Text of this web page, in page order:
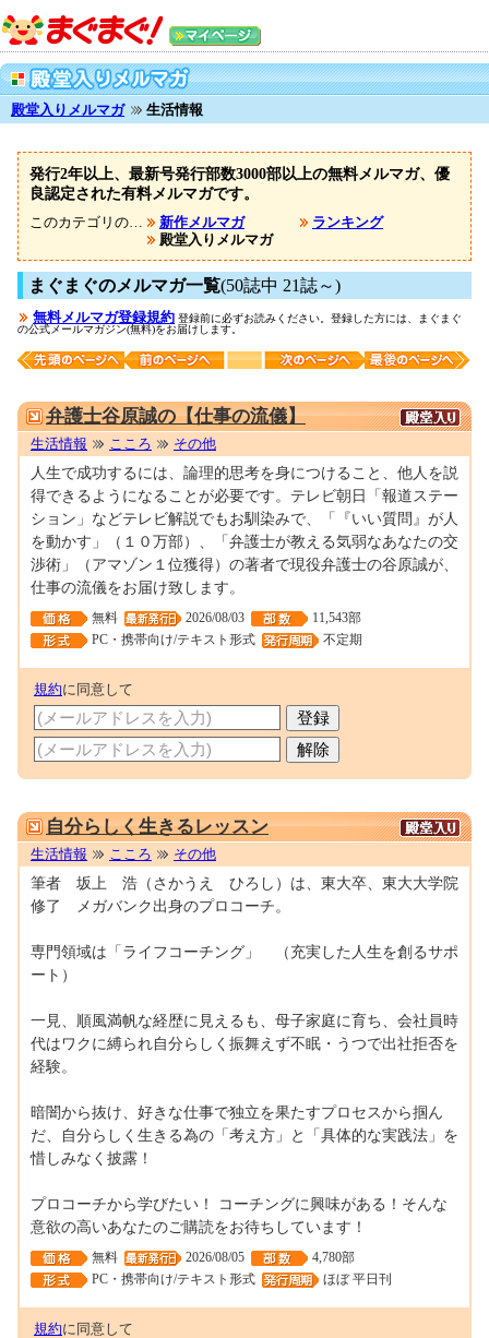
殿堂入りメルマガ 生活情報
発行2年以上、最新号発行部数3000部以上の無料メルマガ、優
良認定された有料メルマガです。
このカテゴリの… 新作メルマガ
ランキング
殿堂入りメルマガ
まぐまぐのメルマガ一覧(50誌中 21誌～)
無料メルマガ登録規約 登録前に必ずお読みください。登録した方には、まぐまぐ
の公式メールマガジン(無料)をお届けします。
弁護士谷原誠の【仕事の流儀】
生活情報 こころ その他
人生で成功するには、論理的思考を身につけること、他人を説
得できるようになることが必要です。テレビ朝日「報道ステー
ション」などテレビ解説でもお馴染みで、「『いい質問』が人
を動かす」（１０万部）、「弁護士が教える気弱なあなたの交
渉術」（アマゾン１位獲得）の著者で現役弁護士の谷原誠が、
仕事の流儀をお届け致します。
無料 2026/08/03
11,543部
PC・携帯向け/テキスト形式
不定期
規約に同意して
自分らしく生きるレッスン
生活情報 こころ その他
筆者 坂上 浩（さかうえ ひろし）は、東大卒、東大大学院
修了 メガバンク出身のプロコーチ。
専門領域は「ライフコーチング」 （充実した人生を創るサポ
ート）
一見、順風満帆な経歴に見えるも、母子家庭に育ち、会社員時
代はワクに縛られ自分らしく振舞えず不眠・うつで出社拒否を
経験。
暗闇から抜け、好きな仕事で独立を果たすプロセスから掴ん
だ、自分らしく生きる為の「考え方」と「具体的な実践法」を
惜しみなく披露！
プロコーチから学びたい！ コーチングに興味がある！そんな
意欲の高いあなたのご購読をお待ちしています！
無料 2026/08/05
4,780部
PC・携帯向け/テキスト形式
ほぼ 平日刊
規約に同意して